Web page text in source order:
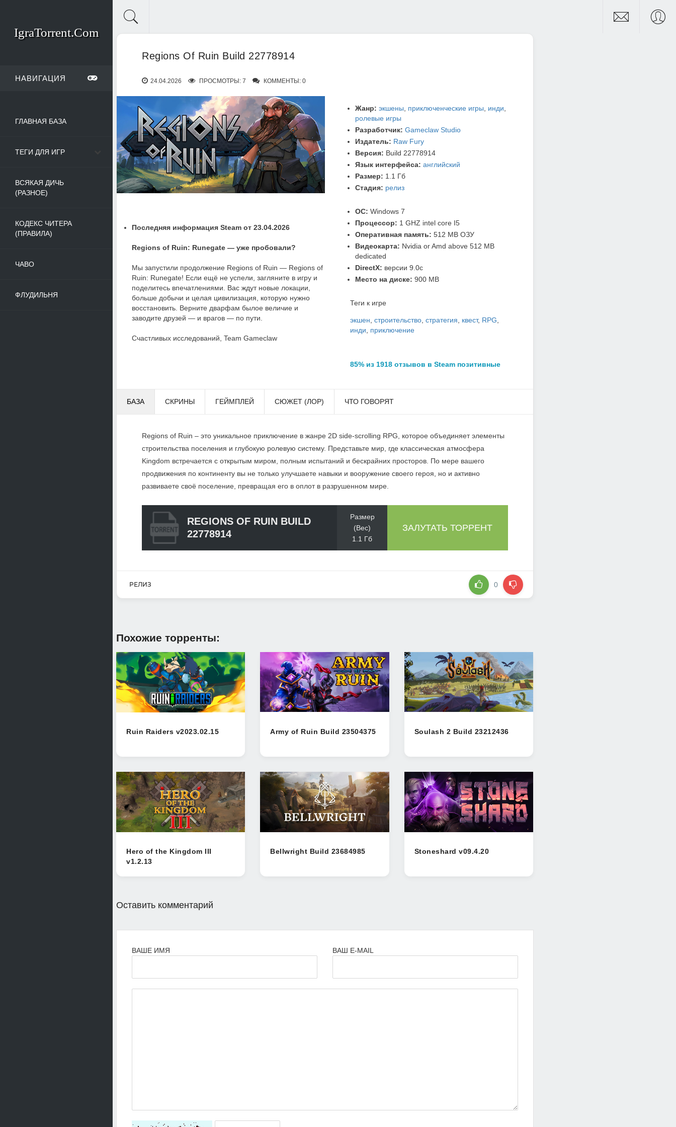
IgraTorrent.Com
НАВИГАЦИЯ
ГЛАВНАЯ БАЗА
ТЕГИ ДЛЯ ИГР
ВСЯКАЯ ДИЧЬ
(РАЗНОЕ)
КОДЕКС ЧИТЕРА
(ПРАВИЛА)
ЧАВО
ФЛУДИЛЬНЯ
Regions Of Ruin Build 22778914
24.04.2026 ПРОСМОТРЫ: 7 КОММЕНТЫ: 0
Последняя информация Steam от 23.04.2026
Regions of Ruin: Runegate — уже пробовали?
Мы запустили продолжение Regions of Ruin — Regions of
Ruin: Runegate! Если ещё не успели, загляните в игру и
поделитесь впечатлениями. Вас ждут новые локации,
больше добычи и целая цивилизация, которую нужно
восстановить. Верните дварфам былое величие и
заводите друзей — и врагов — по пути.
Счастливых исследований, Team Gameclaw
Жанр: экшены приключенческие игры инди
ролевые игры
Разработчик: Gameclaw Studio
Издатель: Raw Fury
Версия: Build 22778914
Язык интерфейса: английский
Размер: 1.1 Гб
Стадия: релиз
ОС: Windows 7
Процессор: 1 GHZ intel core I5
Оперативная память: 512 MB ОЗУ
Видеокарта: Nvidia or Amd above 512 MB
dedicated
DirectX: версии 9.0c
Место на диске: 900 MB
Теги к игре
экшен строительство, стратегия квест, RPG
инди
приключение
85% из 1918 отзывов в Steam позитивные
БАЗА СКРИНЫ ГЕЙМПЛЕЙ СЮЖЕТ (ЛОР) ЧТО ГОВОРЯТ
Regions of Ruin – это уникальное приключение в жанре 2D side-scrolling RPG, которое объединяет элементы
строительства поселения и глубокую ролевую систему. Представьте мир, где классическая атмосфера
Kingdom встречается с открытым миром, полным испытаний и бескрайних просторов. По мере вашего
продвижения по континенту вы не только улучшаете навыки и вооружение своего героя, но и активно
развиваете своё поселение, превращая его в оплот в разрушенном мире.
REGIONS OF RUIN BUILD
22778914
Размер
(Вес)
1.1 Гб
ЗАЛУТАТЬ ТОРРЕНТ
РЕЛИЗ 0
Похожие торренты:
Ruin Raiders v2023.02.15 Army of Ruin Build 23504375 Soulash 2 Build 23212436
Hero of the Kingdom III
v1.2.13
Bellwright Build 23684985 Stoneshard v09.4.20
Оставить комментарий
ВАШЕ ИМЯ ВАШ E-MAIL